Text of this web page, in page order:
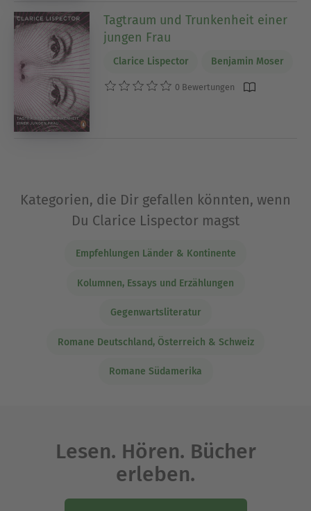
Tagtraum und Trunkenheit einer
jungen Frau
Clarice Lispector Benjamin Moser
0 Bewertungen
Kategorien, die Dir gefallen könnten, wenn
Du Clarice Lispector magst
Empfehlungen Länder & Kontinente
Kolumnen, Essays und Erzählungen
Gegenwartsliteratur
Romane Deutschland, Österreich & Schweiz
Romane Südamerika
Lesen. Hören. Bücher
erleben.